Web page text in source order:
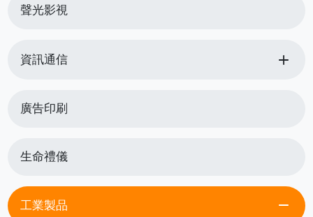
聲光影視
資訊通信 add
廣告印刷
生命禮儀
工業製品 remove